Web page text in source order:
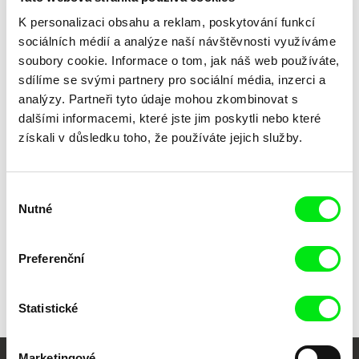
K personalizaci obsahu a reklam, poskytování funkcí
sociálních médií a analýze naší návštěvnosti využíváme
soubory cookie. Informace o tom, jak náš web používáte,
sdílíme se svými partnery pro sociální média, inzerci a
analýzy. Partneři tyto údaje mohou zkombinovat s
dalšími informacemi, které jste jim poskytli nebo které
získali v důsledku toho, že používáte jejich služby.
souhlasu
Nutné
Preferenční
Statistické
Daj siebie innym/ Give Yourself to the Others 25´, Polsko, 2002
Pomarańczowa Alternatywa/ Orange Alternative 21´, Polsko, 1989
Stawka mniejsza niż życie/ The Cause Smaller
than Life
21´, Polsko, 1987
Stuttgart 18´, Polsko, 1989
Owoce ziemi czarnej/ Fruits of Black Soil 12´, Polsko, 1992